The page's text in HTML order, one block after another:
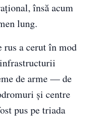
însă acum
lung.
rus a cerut în mod
de arme — de
și centre
pus pe triada